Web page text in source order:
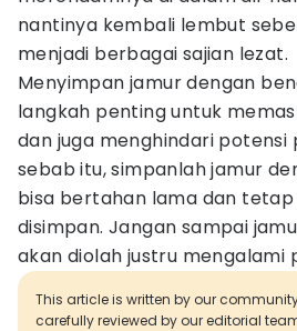
nantinya kembali lembut
menjadi berbagai sajian lezat.
Menyimpan jamur dengan
langkah penting untuk
dan juga menghindari potensi
sebab itu, simpanlah jamur
bisa bertahan lama dan
disimpan. Jangan sampai
akan diolah justru mengalami
This article is written by our
carefully reviewed by our editorial